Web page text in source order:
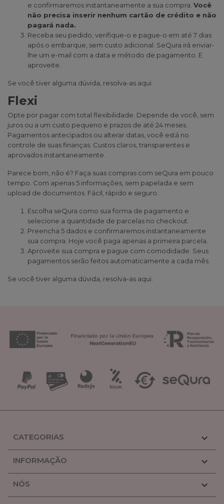
e confirmaremos instantaneamente a sua compra. Você
não precisa inserir nenhum cartão de crédito e não
pagará nada.
Receba seu pedido, verifique-o e pague-o em até 7 dias
após o embarque, sem custo adicional. SeQura irá enviar-
lhe um e-mail com a data e método de pagamento. E
aproveite.
Se você tiver alguma dúvida, resolva-as aqui
Flexi
Opte por pagar com total flexibilidade. Depende de você, sem
juros ou a um custo pequeno e prazos de até 24 meses.
Pagamentos antecipados ou alterar datas, você está no
controle de suas finanças. Custos claros, transparentes e
aprovados instantaneamente.
Parece bom, não é? Faça suas compras com seQura em pouco
tempo. Com apenas 5 informações, sem papelada e sem
upload de documentos. Fácil, rápido e seguro.
Escolha seQura como sua forma de pagamento e
selecione a quantidade de parcelas no checkout.
Preencha 5 dados e confirmaremos instantaneamente
sua compra. Hoje você paga apenas a primeira parcela.
Aproveite sua compra e pague com comodidade. Seus
pagamentos serão feitos automaticamente a cada mês.
Se você tiver alguma dúvida, resolva-as aqui
CATEGORIAS 
INFORMAÇÃO 
NÓS 